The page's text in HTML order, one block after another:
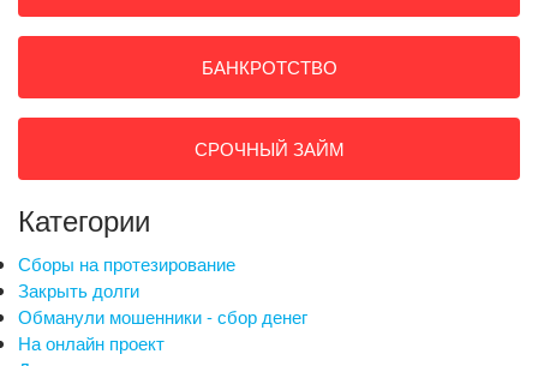
БАНКРОТСТВО
СРОЧНЫЙ ЗАЙМ
Категории
Сборы на протезирование
Закрыть долги
Обманули мошенники - сбор денег
На онлайн проект